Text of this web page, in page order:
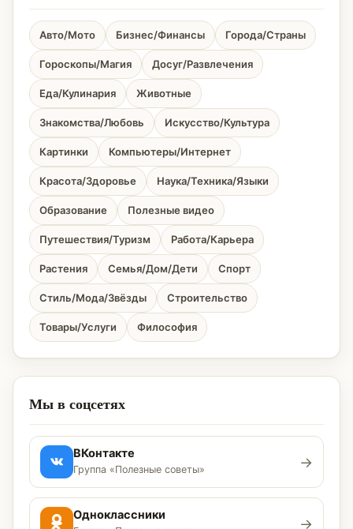
Авто/Мото Бизнес/Финансы Города/Страны
Гороскопы/Магия Досуг/Развлечения
Еда/Кулинария Животные
Знакомства/Любовь Искусство/Культура
Картинки Компьютеры/Интернет
Красота/Здоровье Наука/Техника/Языки
Образование Полезные видео
Путешествия/Туризм Работа/Карьера
Растения Семья/Дом/Дети Спорт
Стиль/Мода/Звёзды Строительство
Товары/Услуги Философия
Мы в соцсетях
ВКонтакте
Группа «Полезные советы» →
Одноклассники
→